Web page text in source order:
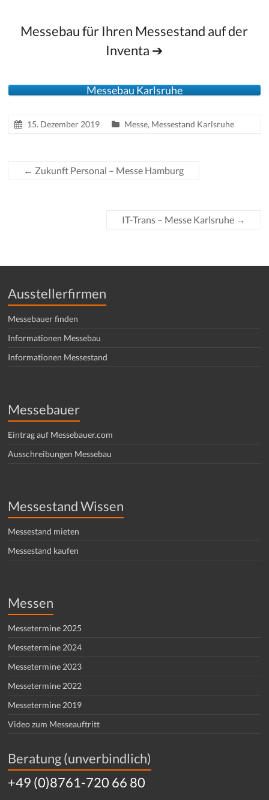
Messebau für Ihren Messestand auf der
Inventa ➔
Messebau Karlsruhe
15. Dezember 2019 Messe, Messestand Karlsruhe
← Zukunft Personal – Messe Hamburg
IT-Trans – Messe Karlsruhe →
Ausstellerfirmen
Messebauer finden
Informationen Messebau
Informationen Messestand
Messebauer
Eintrag auf Messebauer.com
Ausschreibungen Messebau
Messestand Wissen
Messestand mieten
Messestand kaufen
Messen
Messetermine 2025
Messetermine 2024
Messetermine 2023
Messetermine 2022
Messetermine 2019
Video zum Messeauftritt
Beratung (unverbindlich)
+49 (0)8761-720 66 80